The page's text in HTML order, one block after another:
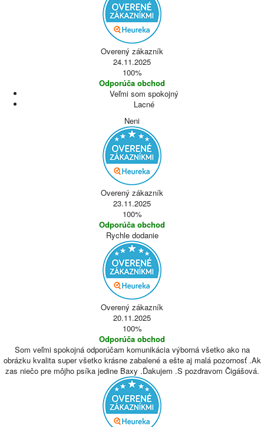
Overený zákazník
24.11.2025
100%
Odporúča obchod
Veľmi som spokojný
Lacné
Neni
Overený zákazník
23.11.2025
100%
Odporúča obchod
Rychle dodanie
Overený zákazník
20.11.2025
100%
Odporúča obchod
Som veľmi spokojná odporúčam komunikácia výborná všetko ako na
obrázku kvalita super všetko krásne zabalené a ešte aj malá pozornosť .Ak
zas niečo pre môjho psíka jedine Baxy .Ďakujem .S pozdravom Čigášová.